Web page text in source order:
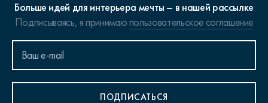
Больше идей для интерьера мечты – в нашей рассылке
Подписываясь, я принимаюпользовательское соглашение
ПОДПИСАТЬСЯ